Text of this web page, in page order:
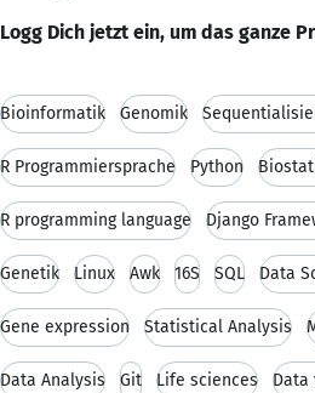
Logg Dich jetzt ein, um das ganze
Bioinformatik Genomik
R Programmiersprache Python
R programming language Django
Genetik Linux Awk 16S SQL Data
Gene expression Statistical Analysis
Data Analysis Git Life sciences Data